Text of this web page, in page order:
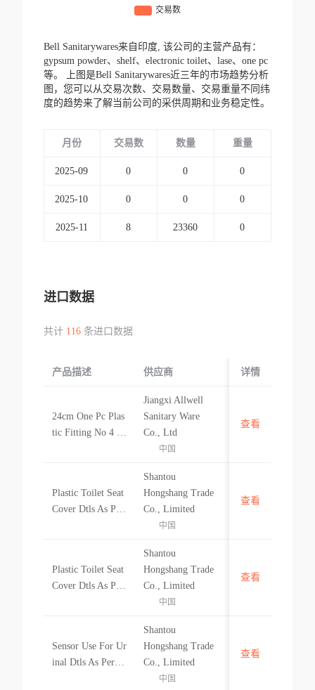
Bell Sanitarywares来自印度, 该公司的主营产品有：
gypsum powder、shelf、electronic toilet、lase、one pc
等。
上图是Bell Sanitarywares近三年的市场趋势分析
图，您可以从交易次数、交易数量、交易重量不同纬
度的趋势来了解当前公司的采供周期和业务稳定性。
月份 交易数 数量 重量
2025-09 0 0 0
2025-10 0 0 0
2025-11 8 23360 0
进口数据
共计 116条进口数据
产品描述 供应商 起运国/地区
详情
24cm One Pc Plas
tic Fitting No 4 P
Pc Plastic Fitting
No 4 Push Button
Jiangxi Allwell
Sanitary Ware
Co., Ltd
中国
中国
查看
Plastic Toilet Seat
Cover Dtls As Per
Shantou
Hongshang Trade
Co., Limited
中国
中国
查看
Plastic Toilet Seat
Cover Dtls As Per
Shantou
Hongshang Trade
Co., Limited
中国
中国
查看
Sensor Use For Ur
inal Dtls As Per Ci
Shantou
Hongshang Trade
Co., Limited
中国
中国
查看